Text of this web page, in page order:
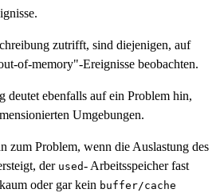
zutrifft, sind diejenigen, auf
of-memory"-Ereignisse beobachten.
deutet ebenfalls auf ein Problem hin,
Umgebungen.
zum Problem, wenn die Auslastung des
der used- Arbeitsspeicher fast
oder gar kein buffer/cache